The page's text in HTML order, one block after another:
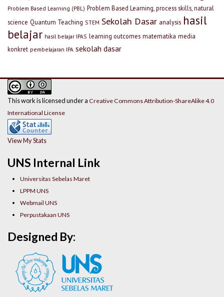
Problem Based Learning (PBL) Problem Based Learning, process skills, natural
science Quantum Teaching STEM Sekolah Dasar analysis hasil
belajar hasil belajar IPAS learning outcomes matematika media
konkret pembelajaran IPA sekolah dasar
UNS Internal Link
Universitas Sebelas Maret
LPPM UNS
Webmail UNS
Perpustakaan UNS
This work is licensed under a Creative Commons Attribution-ShareAlike 4.0
International License
View My Stats
Designed By: